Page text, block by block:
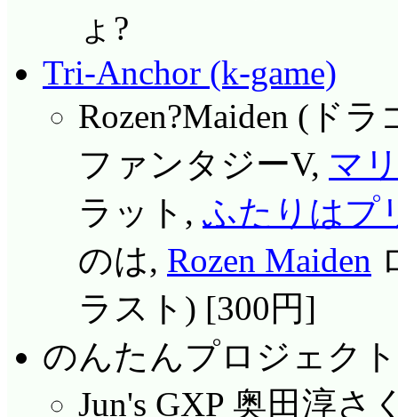
ょ?
Tri-Anchor (k-game)
Rozen?Maiden (ド
ファンタジーV, マ
ラット, ふたりはプ
のは, Rozen Maiden
ラスト) [300円]
のんたんプロジェクト
Jun's GXP 奥田淳さ